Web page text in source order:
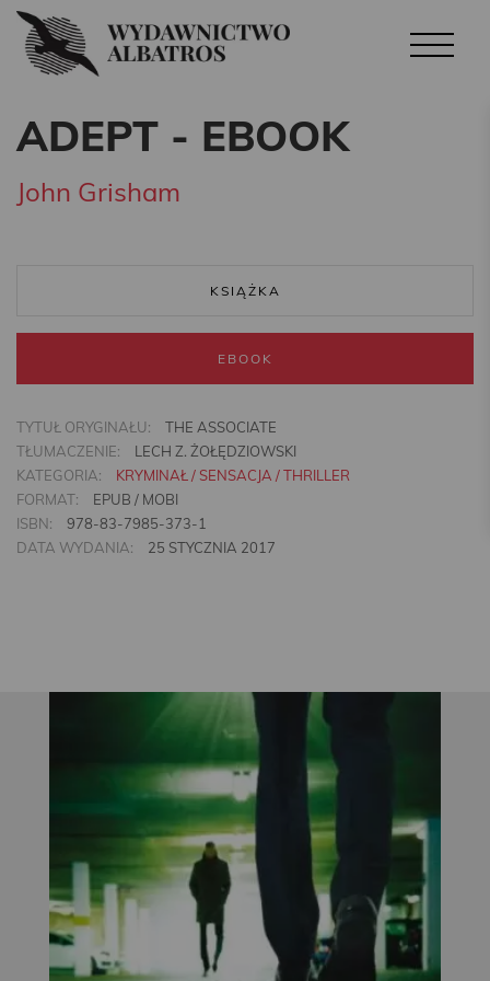
ADEPT - EBOOK
John Grisham
KSIĄŻKA
EBOOK
TYTUŁ ORYGINAŁU:
THE ASSOCIATE
TŁUMACZENIE:
LECH Z. ŻOŁĘDZIOWSKI
KATEGORIA:
KRYMINAŁ / SENSACJA / THRILLER
FORMAT:
EPUB / MOBI
ISBN:
978-83-7985-373-1
DATA WYDANIA:
25 STYCZNIA 2017